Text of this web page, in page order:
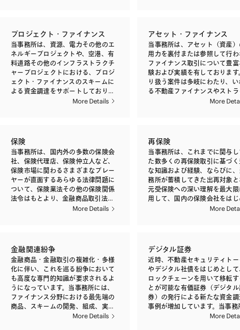
交渉の代理といったサービスを提供
しています。 また、国内外の金融機
関の日常業務、新規事業展開、組織
再編に際し、金融規制や各種業法に
関するアドバイスや、資金決済制
度、外為制度、多数国の法令の適用
（国際私法）上の問題、グローバル
企業によるグループ間の資金移動な
商品の組成・設計・販売に関わ
融規制法令上の問題点の検討
方法のアドバイス、監督当局・
規制機関との折衝、取引相手方
契約書や顧客のための説明書
款などの作成など、多岐にわた
す。また、金融機関のコンプラ
ンス態勢、その他内部管理態勢
信託（ETFを含みます。）、J-REITな
どの投資法人、国内外のプライベー
ト・エクイティ・ファンド、ベンチ
ャー・キャピタル・ファンド、ヘッ
ジファンド、ファンド・オブ・ファ
ンズ、インフラ・ファンド、コモデ
ィティ・ファンドなど、多様化する
投資ファンドに関する業務について
も豊富な経験を有しており、これら
ついてのアドバイス、約款・規約・
契約書・開示書類・届出書類などの
ドキュメンテーションといったサー
ビスを提供しております。
ジメント会社、格付機関といっ
頼者に対して、ストラクチャリ
上の法的問題点の検討・アドバ
ス、リスクの分析、SPV（
Purpose Vehicle）の組成、各
約書・開示書類・許認可関連
作成、契約交渉、意見書作成を
て、高度かつ最先端の専門的な
ビスを日常的に提供しており
関連法制の整備についても積極
関与しております。 当事務所が取り
扱う案件は、信託や特定目的会
GK-TKスキームなどを活用した
債権（銀行貸付債権、不良債権
宅ローン債権、オートローン
消費者ローン債権など）、リー
権、売掛債権、手形債権、ク
設、ホテル、倉庫などの不動産
券化・流動化にとどまらず、知
産権の証券化・流動化、いわゆ
業証券化（WBS）、プロジェク
ンドといった新たなタイプの金
品や、金融機関のBISファイナ
クレジットリンク商品、リパッ
ジ商品、シンセティックCDOな
デリバティブを組み込んだス
プロジェクト・ファイナンス
当事務所は、資源、電力その他のエ
ネルギープロジェクトや、空港、有
料道路その他のインフラストラクチ
ャープロジェクトにおける、プロジ
ェクト・ファイナンスのスキームに
よる資金調達をサポートしておりま
す。サポート内容は、各種プロジェ
渉、資金調達のための各種契約のド
ラフト・交渉を含みます。 プロジェ
クト・ファイナンスの案件は、使用
される技術の専門性が高く、規模が
大きい上、多数の関係当事者が関与
するため、スキームを構成する契約
が多数に上り、契約内容も専門性の
高いものとなります。適切なストラ
クチャーを構築するには、これらの
ェクト・ファイナンス案件の経験を
踏まえ、個々のプロジェクトの技術
的な特徴を正確に理解し、マーケッ
トスタンダードを踏まえた契約書の
作成、交渉を行います。
More Details
アセット・ファイナンス
当事務所は、アセット（資産
用力を裏付または参照して行わ
ファイナンス取引について豊
験および実績を有しております。
り扱う案件は多岐にわたり、い
る不動産ファイナンスやストラ
ャード・ファイナンスに分類
し、金融機関、事業会社、商社
他の依頼者を、ストラクチャリ
グ、ドキュメンテーション、契
渉、意見書作成などを通じて、
にサポートしております。 アセッ
ト・ファイナンス案件はクロス
ダー案件であることも多いので
が、当事務所は、海外の主要な
にある一流法律事務所とのネ
対してベストな法的サービスを
することができる点でも、高い
を得ております。
More
保険
当事務所は、国内外の多数の保険会
社、保険代理店、保険仲立人など、
保険市場に関わるさまざまなプレー
ヤーが直面するあらゆる法律問題に
ついて、保険業法その他の保険関係
法令はもとより、金融商品取引法、
独占禁止法、景品表示法、個人情報
に基づいた助言を提供しておりま
す。 当事務所には、金融監督当局へ
の出向経験のある弁護士も複数所属
しており、特に、保険会社に係る各
種許認可の取得、保険商品の開発、
約款などの基礎書類の改定、社内規
程の作成・改定、法令など遵守態勢
の整備、保険募集管理態勢の整備、
苦情処理、不祥事対応、金融監督当
More Details
再保険
当事務所は、これまでに関与し
た数多くの再保険取引に基づく
な知識および経験、ならびに
務所が蓄積してきた出再対象と
元受保険への深い理解を最大
用して、国内の保険会社をはじ
再保険取引に関わるさまざま
（信託契約書等）のドキュメン
ション、および、意見書の作成
の再保険取引に関するあらゆる
サポートを提供しています。特
国内生命保険会社の事業拡大や
規制の動向に伴い増加しつつあ
命再保険取引において、出再者
る国内生命保険会社に法的サポ
を提供することについては、
More
金融関連紛争
金融商品・金融取引の複雑化・多様
化に伴い、これを巡る紛争において
も高度な専門的知識が要求されるよ
うになっています。当事務所には、
ファイナンス分野における最先端の
商品、スキームの開発、組成、実行
に関与している弁護士や金融庁への
More Details
デジタル証券
近時、不動産セキュリティトー
やデジタル社債をはじめとし
ロックチェーンを用いて移転す
とが可能な有価証券（デジタ
券）の発行による新たな資金調
事例が増加しています。当事務
は、初期段階からデジタル証
More